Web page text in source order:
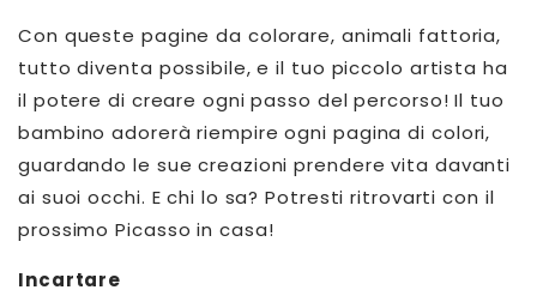
Con queste pagine da colorare, animali fattoria,
tutto diventa possibile, e il tuo piccolo artista ha
il potere di creare ogni passo del percorso! Il tuo
bambino adorerà riempire ogni pagina di colori,
guardando le sue creazioni prendere vita davanti
ai suoi occhi. E chi lo sa? Potresti ritrovarti con il
prossimo Picasso in casa!
Incartare